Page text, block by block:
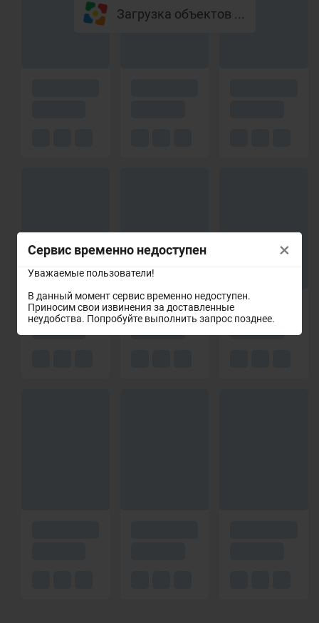
Сервис временно недоступен
Уважаемые пользователи!
В данный момент сервис временно недоступен.
Приносим свои извинения за доставленные
неудобства. Попробуйте выполнить запрос позднее.
×
Загрузка объектов ...